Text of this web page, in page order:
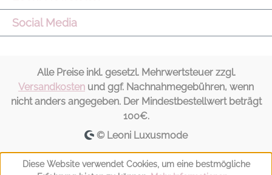
Social Media
Alle Preise inkl. gesetzl. Mehrwertsteuer zzgl.
Versandkosten und ggf. Nachnahmegebühren, wenn
nicht anders angegeben. Der Mindestbestellwert beträgt
100€.
© Leoni Luxusmode
Diese Website verwendet Cookies, um eine bestmögliche